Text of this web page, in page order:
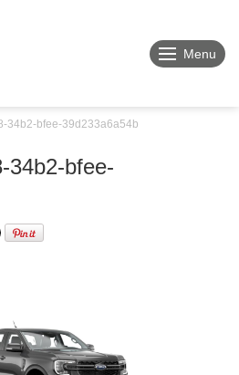
Menu
34b2-bfee-39d233a6a54b
34b2-bfee-